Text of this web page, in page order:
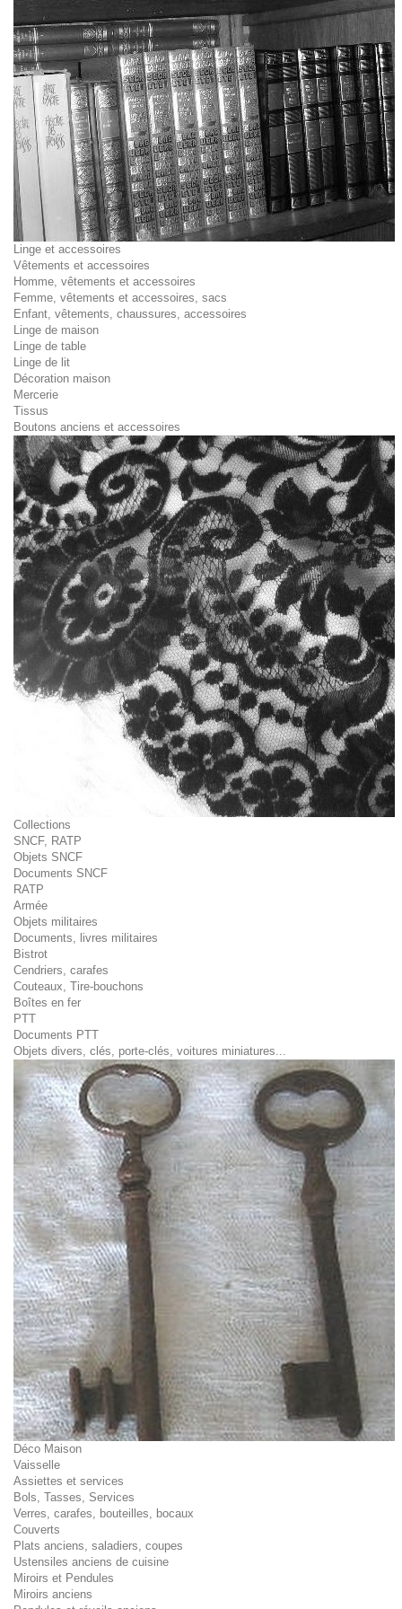
Linge et accessoires
Vêtements et accessoires
Homme, vêtements et accessoires
Femme, vêtements et accessoires, sacs
Enfant, vêtements, chaussures, accessoires
Linge de maison
Linge de table
Linge de lit
Décoration maison
Mercerie
Tissus
Boutons anciens et accessoires
Collections
SNCF, RATP
Objets SNCF
Documents SNCF
RATP
Armée
Objets militaires
Documents, livres militaires
Bistrot
Cendriers, carafes
Couteaux, Tire-bouchons
Boîtes en fer
PTT
Documents PTT
Objets divers, clés, porte-clés, voitures miniatures...
Déco Maison
Vaisselle
Assiettes et services
Bols, Tasses, Services
Verres, carafes, bouteilles, bocaux
Couverts
Plats anciens, saladiers, coupes
Ustensiles anciens de cuisine
Miroirs et Pendules
Miroirs anciens